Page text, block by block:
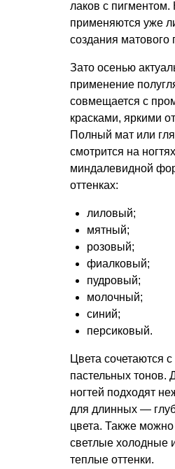
лаков с пигментом.
применяются уже
создания матового
Зато осенью
применение
совмещается с
красками, яркими
Полный мат или
смотрится на
миндалевидной
оттенках:
лиловый;
мятный;
розовый;
фиалковый;
пудровый;
молочный;
синий;
персиковый.
Цвета сочетаются
пастельных тонов.
ногтей подходят
для длинных —
цвета. Также можно
светлые холодные
теплые оттенки.